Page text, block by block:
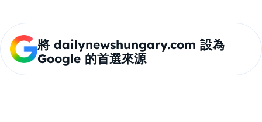
將 dailynewshungary.com 設為
Google 的首選來源